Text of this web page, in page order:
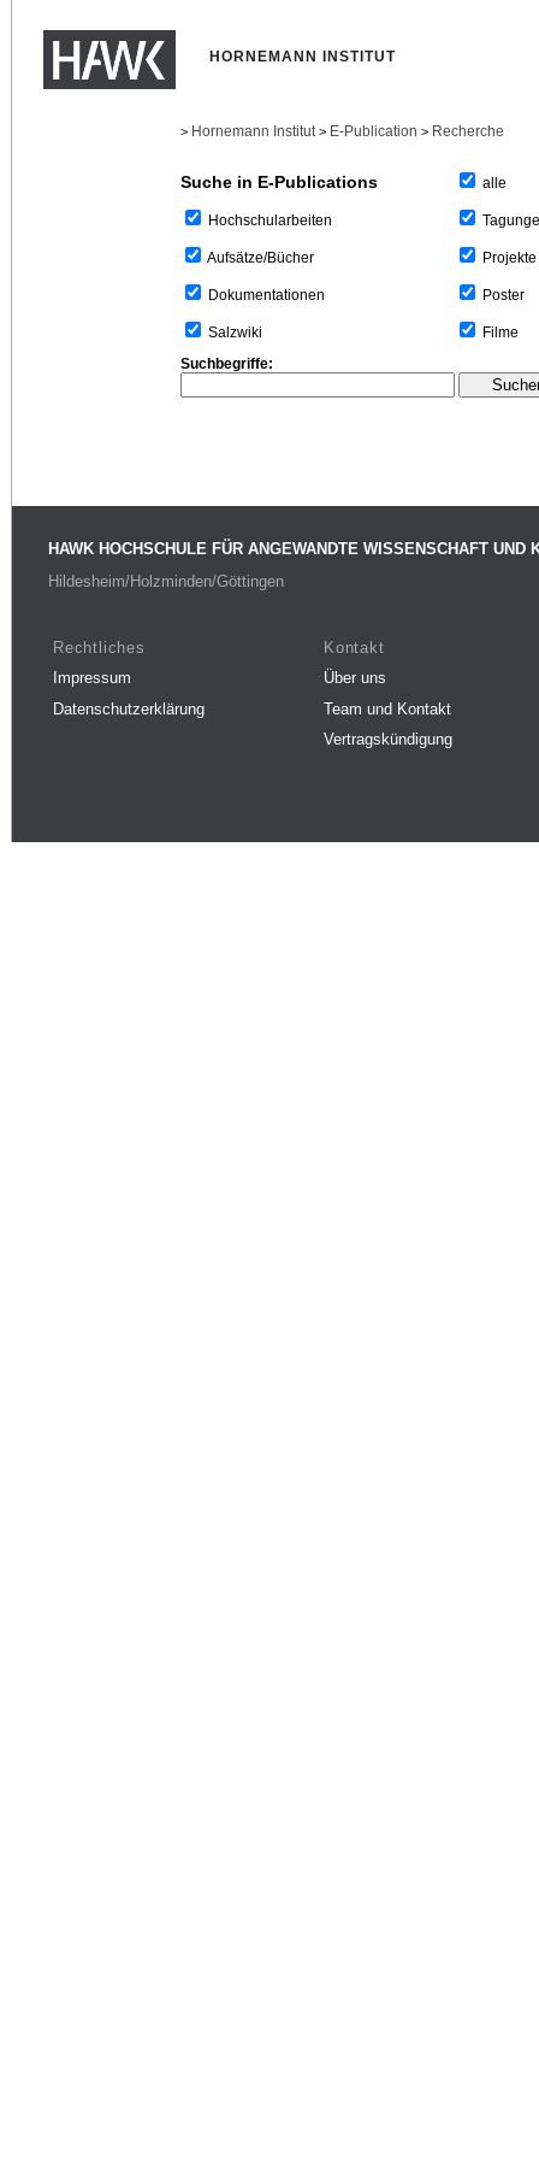
HORNEMANN INSTITUT
> Hornemann Institut > E-Publication > Recherche
Suche in E-Publications
Hochschularbeiten
Aufsätze/Bücher
Dokumentationen
Salzwiki
alle
Projekte
Poster
Filme
Suchbegriffe:
HAWK HOCHSCHULE FÜR ANGEWANDTE WISSENSCHAFT UND
Hildesheim/Holzminden/Göttingen
Rechtliches
Impressum
Datenschutzerklärung
Kontakt
Über uns
Team und Kontakt
Vertragskündigung